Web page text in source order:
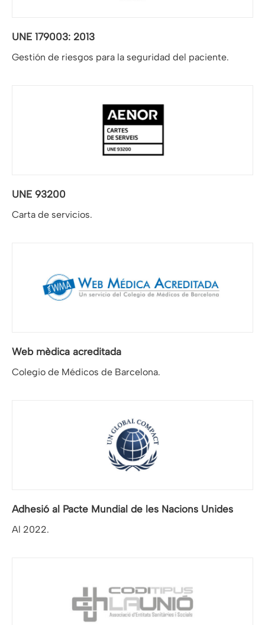
UNE 179003: 2013
Gestión de riesgos para la seguridad del paciente.
UNE 93200
Carta de servicios.
Web mèdica acreditada
Colegio de Médicos de Barcelona.
Adhesió al Pacte Mundial de les Nacions Unides
Al 2022.